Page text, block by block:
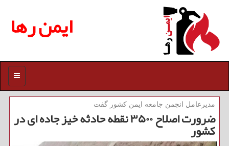
ایمن رها
منو
مدیرعامل انجمن جامعه ایمن كشور گفت
ضرورت اصلاح ۳۵۰۰ نقطه حادثه خیز جاده ای در
كشور